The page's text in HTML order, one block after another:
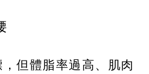
但體脂率過高、肌肉